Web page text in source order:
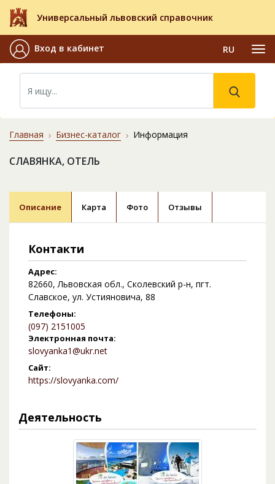
Универсальный львовский справочник
Вход в кабинет RU
Главная Бизнес-каталог Информация
СЛАВЯНКА, ОТЕЛЬ
Описание Карта Фото Отзывы
Контакти
Адрес:
82660, Львовская обл., Сколевский р-н, пгт.
Славское, ул. Устияновича, 88
Телефоны:
(097) 2151005
Электронная почта:
slovyanka1@ukr.net
Сайт:
https://slovyanka.com/
Деятельность